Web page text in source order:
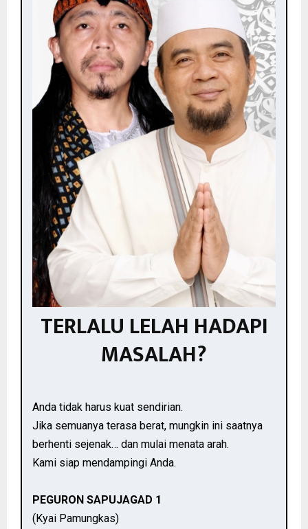
TERLALU LELAH HADAPI
MASALAH?
Anda tidak harus kuat sendirian.
Jika semuanya terasa berat, mungkin ini saatnya
berhenti sejenak… dan mulai menata arah.
Kami siap mendampingi Anda.
PEGURON SAPUJAGAD 1
(Kyai Pamungkas)